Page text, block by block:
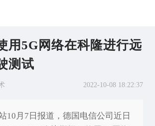
用5G网络在科隆进行远
测试
2022-10-08 18:22:37
10月7日报道，德国电信公司近日